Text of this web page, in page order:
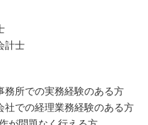
計士
務所での実務経験のある方
社での経理業務経験のある方